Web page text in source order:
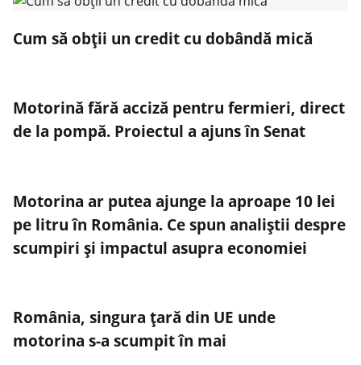
Cum să obții un credit cu dobândă mică
Motorină fără acciză pentru fermieri, direct
de la pompă. Proiectul a ajuns în Senat
Motorina ar putea ajunge la aproape 10 lei
pe litru în România. Ce spun analiștii despre
scumpiri și impactul asupra economiei
România, singura țară din UE unde
motorina s-a scumpit în mai